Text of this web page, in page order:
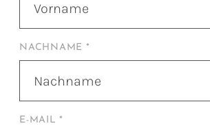
NACHNAME *
E-MAIL *